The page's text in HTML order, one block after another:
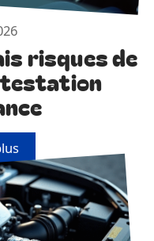
risques de